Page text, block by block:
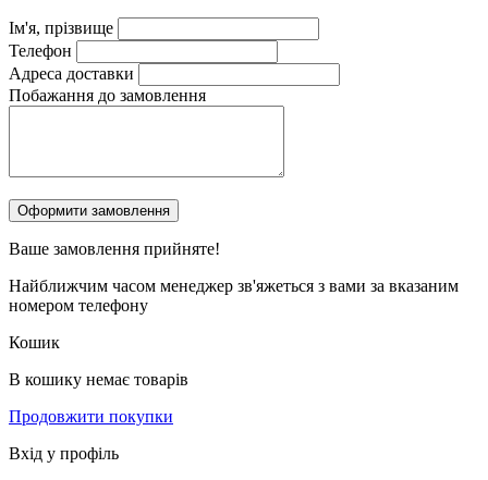
Ім'я, прізвище
Телефон
Адреса доставки
Побажання до замовлення
Ваше замовлення прийняте!
Найближчим часом менеджер зв'яжеться з вами за вказаним
номером телефону
Кошик
В кошику немає товарів
Продовжити покупки
Вхід у профіль